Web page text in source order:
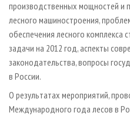
производственных мощностей и
лесного машиностроения,
обеспечения лесного комплекса
задачи на 2012 год, аспекты
законодательства, вопросы
в России.
О результатах мероприятий,
Международного года лесов в